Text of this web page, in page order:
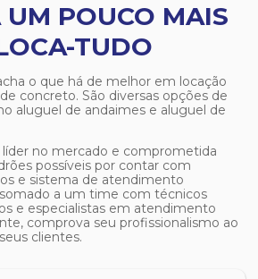
UM POUCO MAIS
TUDO
o que há de melhor em locação
de concreto. São diversas opções de
aluguel de andaimes e aluguel de
líder no mercado e comprometida
possíveis por contar com
e sistema de atendimento
a um time com técnicos
e especialistas em atendimento
comprova seu profissionalismo ao
clientes.